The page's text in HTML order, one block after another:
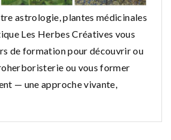
astrologie, plantes médicinales
Les Herbes Créatives vous
de formation pour découvrir ou
ou vous former
— une approche vivante,